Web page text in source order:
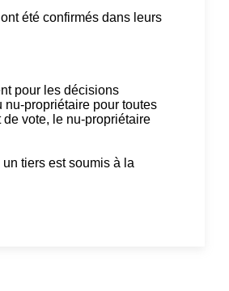
été confirmés dans leurs
pour les décisions
nu-propriétaire pour toutes
vote, le nu-propriétaire
tiers est soumis à la